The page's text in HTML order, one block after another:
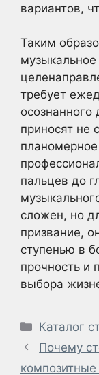
вариантов,
Таким
требует
приносят не
пальцев до
сложен, но
призвание,
ступенью в
прочность и
выбора
Рубрики
Каталог
Почему
композитные